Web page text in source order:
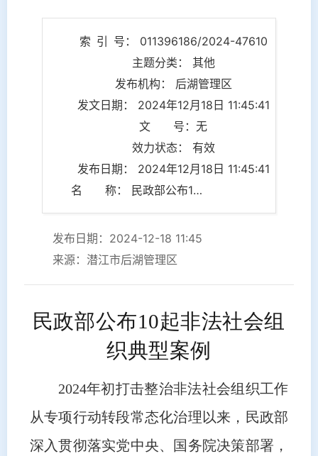
索 引 号： 011396186/2024-47610
主题分类： 其他
发布机构： 后湖管理区
发文日期： 2024年12月18日 11:45:41
文 号：无
效力状态： 有效
发布日期： 2024年12月18日 11:45:41
名 称： 民政部公布10起非法社会组织典型案例
发布日期：2024-12-18 11:45
来源：潜江市后湖管理区
民政部公布10起非法社会组
织典型案例
2024年初打击整治非法社会组织工作
从专项行动转段常态化治理以来，民政部
深入贯彻落实党中央、国务院决策部署，